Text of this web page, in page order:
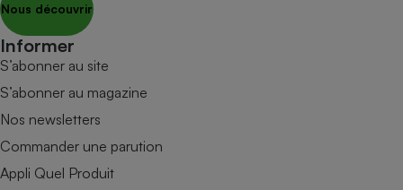
Nous découvrir
Informer
S’abonner au site
S’abonner au magazine
Nos newsletters
Commander une parution
Appli Quel Produit